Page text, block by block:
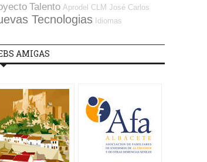
Talento Aprodel CLM José Carlos
Tecnologias Idiomas
AMIGAS